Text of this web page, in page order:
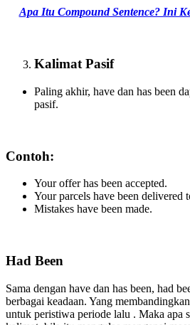
Apa Itu Compound Sentence? Ini
Kalimat Pasif
Paling akhir, have dan has been
pasif.
Contoh:
Your offer has been accepted.
Your parcels have been delivered
Mistakes have been made.
Had Been
Sama dengan have dan has been, had
berbagai keadaan. Yang
untuk peristiwa periode lalu . Maka apa